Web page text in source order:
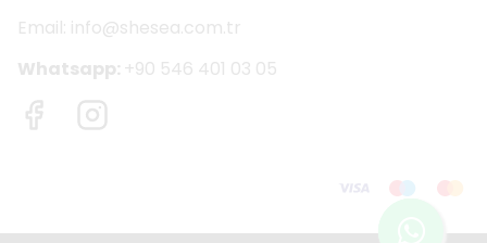
Email: info@shesea.com.tr
Whatsapp: +90 546 401 03 05